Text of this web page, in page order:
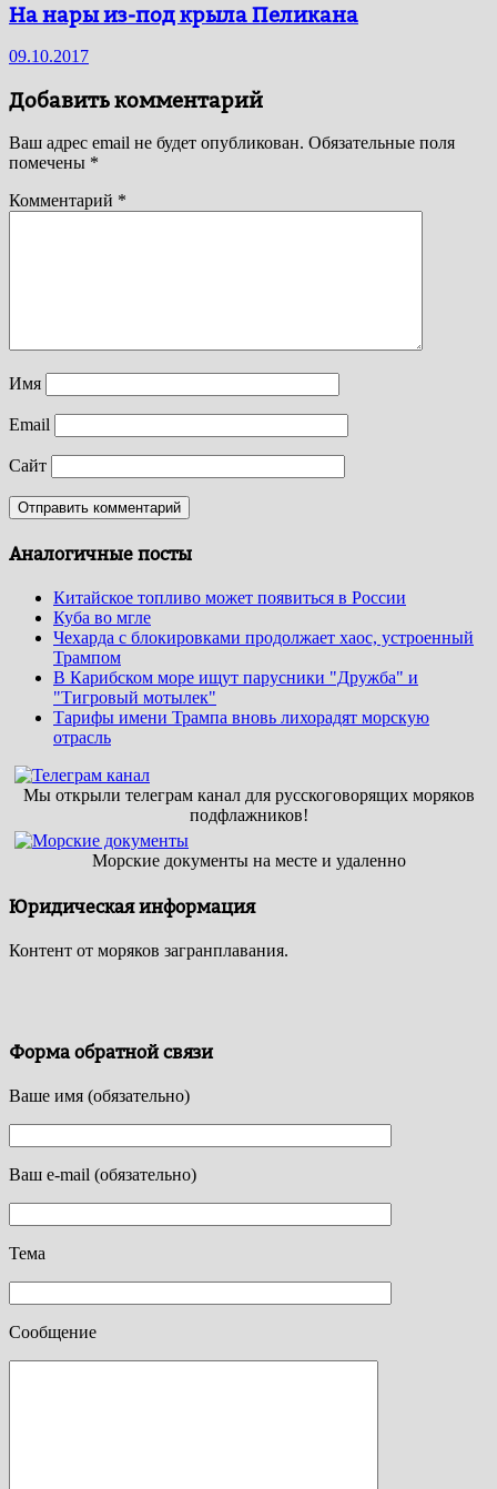
На нары из-под крыла Пеликана
09.10.2017
Добавить комментарий
Ваш адрес email не будет опубликован. Обязательные поля
помечены *
Комментарий *
Имя
Email
Сайт
Аналогичные посты
Китайское топливо может появиться в России
Куба во мгле
Чехарда с блокировками продолжает хаос, устроенный
Трампом
В Карибском море ищут парусники "Дружба" и
"Тигровый мотылек"
Тарифы имени Трампа вновь лихорадят морскую
отрасль
Мы открыли телеграм канал для русскоговорящих моряков
подфлажников!
Морские документы на месте и удаленно
Юридическая информация
Контент от моряков загранплавания.
Форма обратной связи
Ваше имя (обязательно)
Ваш e-mail (обязательно)
Тема
Сообщение